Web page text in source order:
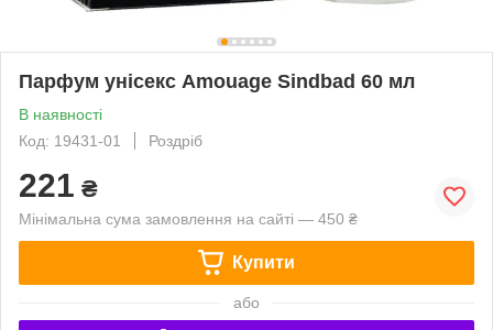
Парфум унісекс Amouage Sindbad 60 мл
В наявності
Код: 19431-01
Роздріб
221 ₴
Мінімальна сума замовлення на сайті — 450 ₴
Купити
або